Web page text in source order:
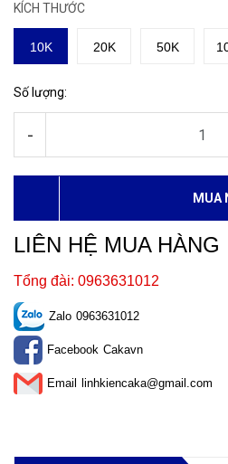
KÍCH THƯỚC
10K 20K 50K
Số lượng:
-
MUA
LIÊN HỆ MUA HÀNG
Tổng đài: 0963631012
Zalo 0963631012
Facebook Cakavn
Email linhkiencaka@gmail.com